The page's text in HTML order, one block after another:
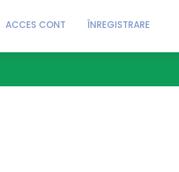
ACCES CONT ÎNREGISTRARE